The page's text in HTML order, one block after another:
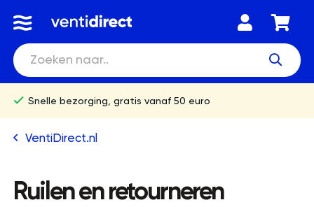
Snelle bezorging, gratis vanaf 50 euro
VentiDirect.nl
Ruilen en retourneren